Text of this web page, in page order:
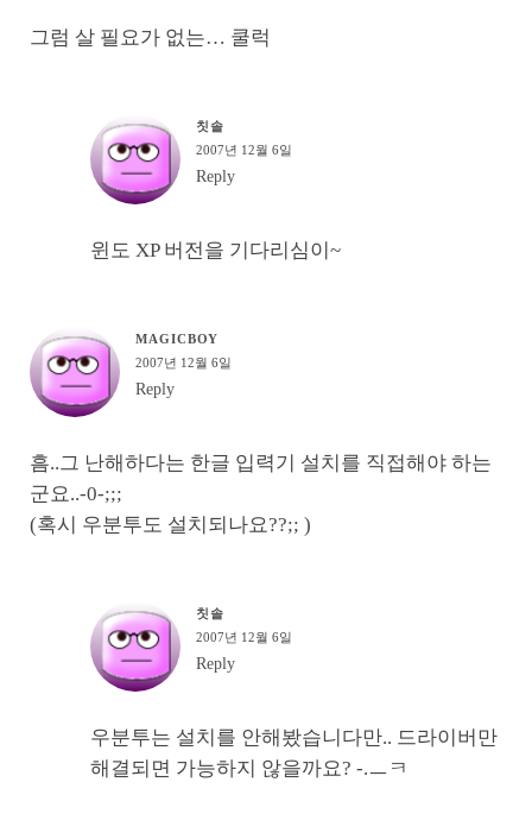
그럼 살 필요가 없는… 쿨럭
칫솔
2007년 12월 6일
Reply
윈도 XP 버전을 기다리심이~
MAGICBOY
2007년 12월 6일
Reply
흠..그 난해하다는 한글 입력기 설치를 직접해야 하는
군요..-0-;;;
(혹시 우분투도 설치되나요??;; )
칫솔
2007년 12월 6일
Reply
우분투는 설치를 안해봤습니다만.. 드라이버만
해결되면 가능하지 않을까요? -.ㅡㅋ